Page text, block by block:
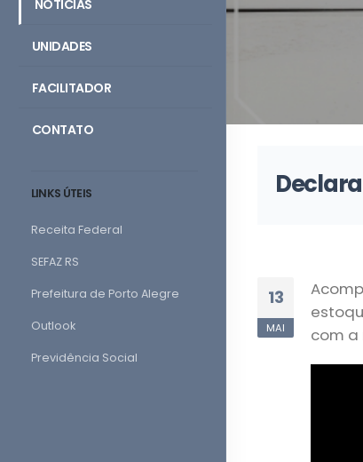
NOTÍCIAS
UNIDADES
FACILITADOR
CONTATO
LINKS ÚTEIS
Receita Federal
SEFAZ RS
Prefeitura de Porto Alegre
Outlook
Previdência Social
13
MAI
com a